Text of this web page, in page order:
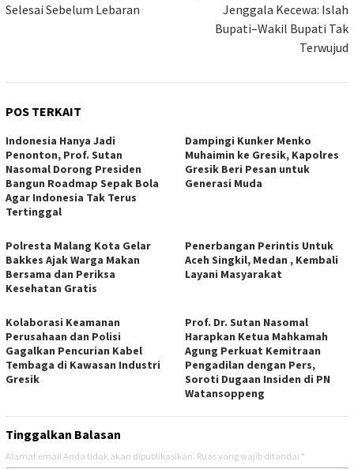
Selesai Sebelum Lebaran
Jenggala Kecewa: Islah
Bupati–Wakil Bupati Tak
Terwujud
POS TERKAIT
Indonesia Hanya Jadi
Penonton, Prof. Sutan
Nasomal Dorong Presiden
Bangun Roadmap Sepak Bola
Agar Indonesia Tak Terus
Tertinggal
Dampingi Kunker Menko
Muhaimin ke Gresik, Kapolres
Gresik Beri Pesan untuk
Generasi Muda
Polresta Malang Kota Gelar
Bakkes Ajak Warga Makan
Bersama dan Periksa
Kesehatan Gratis
Penerbangan Perintis Untuk
Aceh Singkil, Medan , Kembali
Layani Masyarakat
Kolaborasi Keamanan
Perusahaan dan Polisi
Gagalkan Pencurian Kabel
Tembaga di Kawasan Industri
Gresik
Prof. Dr. Sutan Nasomal
Harapkan Ketua Mahkamah
Agung Perkuat Kemitraan
Pengadilan dengan Pers,
Soroti Dugaan Insiden di PN
Watansoppeng
Tinggalkan Balasan
Alamat email Anda tidak akan dipublikasikan. Ruas yang wajib ditandai *